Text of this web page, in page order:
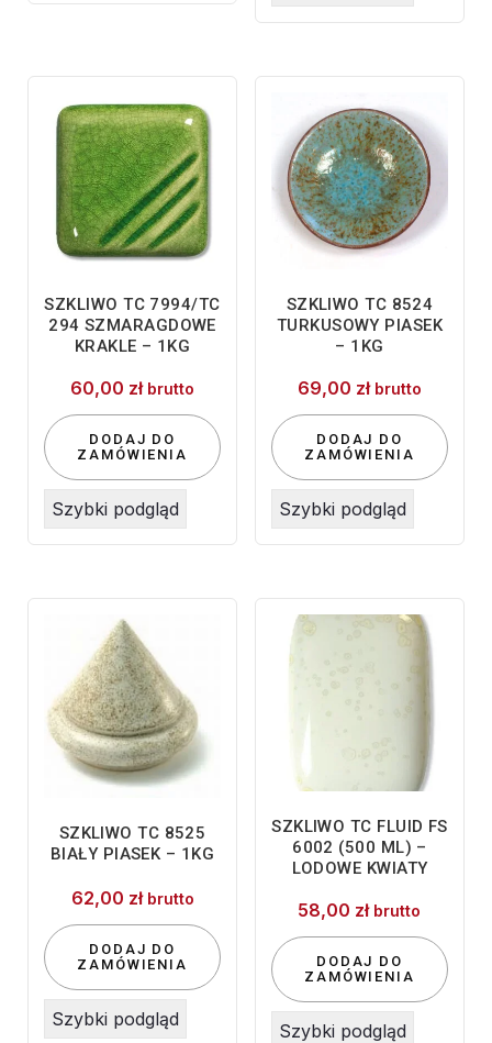
SZKLIWO TC 7994/TC
294 SZMARAGDOWE
KRAKLE – 1KG
60,00 zł brutto
DODAJ DO
ZAMÓWIENIA
Szybki podgląd
SZKLIWO TC 8524
TURKUSOWY PIASEK
– 1KG
69,00 zł brutto
DODAJ DO
ZAMÓWIENIA
Szybki podgląd
SZKLIWO TC 8525
BIAŁY PIASEK – 1KG
62,00 zł brutto
DODAJ DO
ZAMÓWIENIA
Szybki podgląd
SZKLIWO TC FLUID FS
6002 (500 ML) –
LODOWE KWIATY
58,00 zł brutto
DODAJ DO
ZAMÓWIENIA
Szybki podgląd